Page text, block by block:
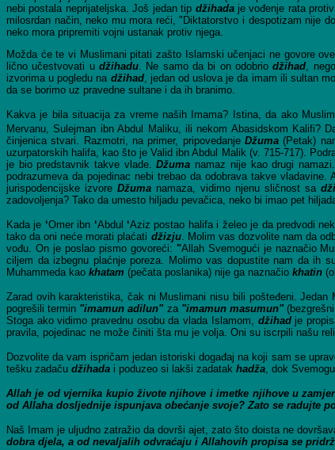
nebi postala neprijateljska. Još jedan tip džihadaje vođenje rata
milosrdan način, neko mu mora reći, "Diktatorstvo i despotizam nije
neko mora pripremiti vojni ustanak protiv njega.
Možda će te vi Muslimani pitati zašto Islamski učenjaci ne govore
lično učestvovati u džihadu. Ne samo da bi on odobriodžihad ,
izvorima u pogledu na džihad, jedan od uslova je da imam ili sultan
da se borimo uz pravedne sultane i da ih branimo.
Kakva je bila situacija za vreme naših Imama? Istina, da ako
Mervanu, Sulejman ibn Abdul Maliku, ili nekom Abasidskom Kalifi?
činjenica stvari. Razmotri, na primer, pripovedanje Džuma(Petak)
uzurpatorskih halifa, kao što je Valid ibn Abdul Malik (v. 715-717).
je bio predstavnik takve vlade.Džuma namaz nije kao drugi
podrazumeva da pojedinac nebi trebao da odobrava takve
jurispodencijske izvore Džuma namaza, vidimo njenu sličnost sa
zadovoljenja? Tako da umesto hiljadu pevačica, neko bi imao pet
Kada je ‘Omer ibn ‘Abdul ‘Aziz postao halifa i želeo je da predvodi
tako da oni neće morati plaćati džizju. Molim vas dozvolite nam da
vođu. On je poslao pismo govoreći: "Allah Svemogući je naznačio
ciljem da izbegnu plaćnje poreza. Molimo vas dopustite nam da ih
Muhammeda kao khatam (pečata poslanika) nije ga naznačio khatin
Zarad ovih karakteristika, čak ni Muslimani nisu bili pošteđeni.
pogrešili termin "imamun adilun" za "imamun masumun"
Stoga ako vidimo pravednu osobu da vlada Islamom, džihadje
pravila, pojedinac ne može činiti šta mu je volja. Oni su iscrpili našu
Dozvolite da vam ispričam jedan istoriski događaj na koji sam se
tešku zadaču džihada i poduzeo si lakši zadatak hadža , dok
Allah je od vjernika kupio živote njihove i imetke njihove u
od Allaha dosljednije ispunjava obećanje svoje? Zato se radujte
Naš Imam je uljudno zatražio da dovrši ajet, zato što doista ne
dobra djela, a od nevaljalih odvraćaju i Allahovih propisa se